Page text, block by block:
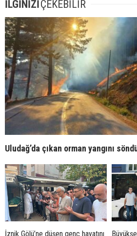
İLGİNİZİÇEKEBİLİR
Uludağ’da çıkan orman yangını
İznik Gölü’ne düşen genç hayatını